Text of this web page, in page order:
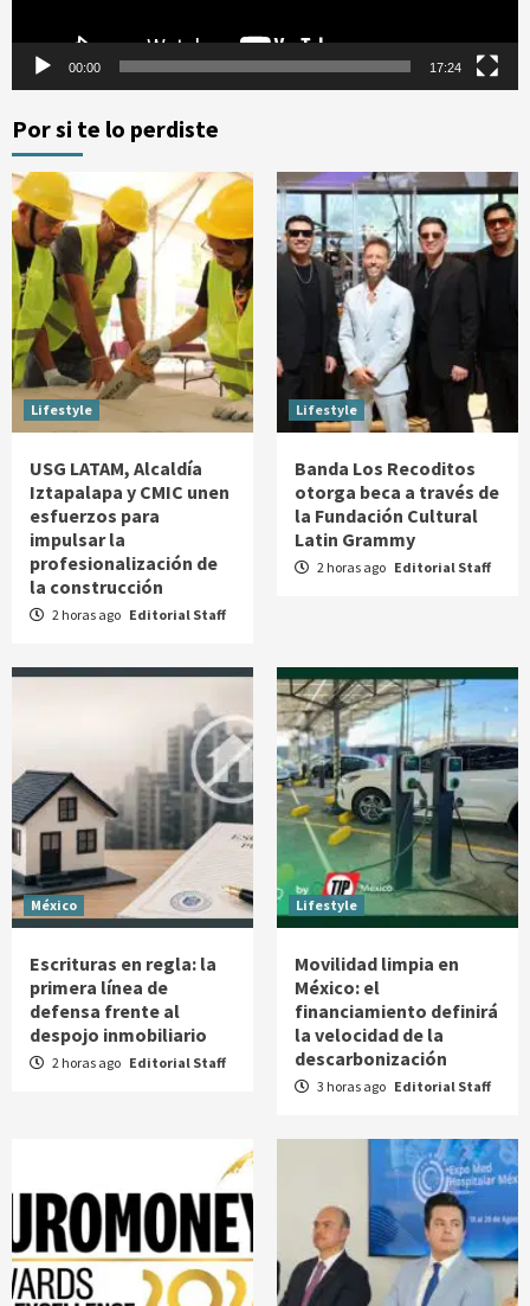
00:00 17:24
Por si te lo perdiste
Lifestyle
USG LATAM, Alcaldía
Iztapalapa y CMIC unen
esfuerzos para
impulsar la
profesionalización de
la construcción
2 horas ago Editorial Staff
Lifestyle
Banda Los Recoditos
otorga beca a través de
la Fundación Cultural
Latin Grammy
2 horas ago Editorial Staff
México
Escrituras en regla: la
primera línea de
defensa frente al
despojo inmobiliario
2 horas ago Editorial Staff
Lifestyle
Movilidad limpia en
México: el
financiamiento definirá
la velocidad de la
descarbonización
3 horas ago Editorial Staff